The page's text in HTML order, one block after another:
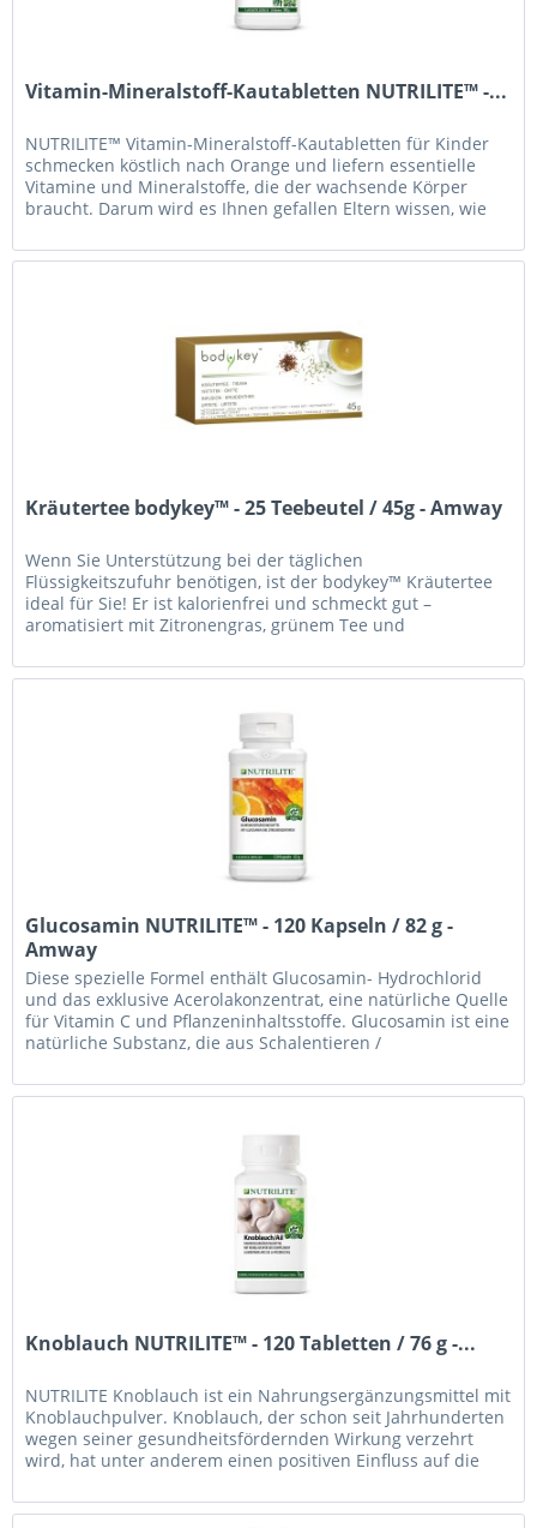
Vitamin-Mineralstoff-Kautabletten NUTRILITE™ -...
NUTRILITE™ Vitamin-Mineralstoff-Kautabletten für Kinder
schmecken köstlich nach Orange und liefern essentielle
Vitamine und Mineralstoffe, die der wachsende Körper
braucht. Darum wird es Ihnen gefallen Eltern wissen, wie
Kräutertee bodykey™ - 25 Teebeutel / 45g - Amway
Wenn Sie Unterstützung bei der täglichen
Flüssigkeitszufuhr benötigen, ist der bodykey™ Kräutertee
ideal für Sie! Er ist kalorienfrei und schmeckt gut –
aromatisiert mit Zitronengras, grünem Tee und
Glucosamin NUTRILITE™ - 120 Kapseln / 82 g -
Amway
Diese spezielle Formel enthält Glucosamin- Hydrochlorid
und das exklusive Acerolakonzentrat, eine natürliche Quelle
für Vitamin C und Pflanzeninhaltsstoffe. Glucosamin ist eine
natürliche Substanz, die aus Schalentieren /
Knoblauch NUTRILITE™ - 120 Tabletten / 76 g -...
NUTRILITE Knoblauch ist ein Nahrungsergänzungsmittel mit
Knoblauchpulver. Knoblauch, der schon seit Jahrhunderten
wegen seiner gesundheitsfördernden Wirkung verzehrt
wird, hat unter anderem einen positiven Einfluss auf die